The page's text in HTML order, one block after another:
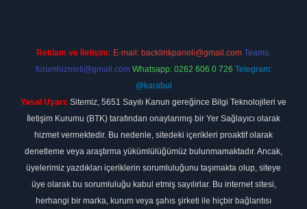
Reklam ve İletişim: E-mail: backlinkpaneli@gmail.com Teams:
forumhizmeti@gmail.com Whatsapp: 0262 606 0 726 Telegram:
@karabul
Yasal Uyarı: Sitemiz, 5651 Sayılı Kanun gereğince Bilgi Teknolojileri ve
İletişim Kurumu (BTK) tarafından onaylanmış bir Yer Sağlayıcı olarak
hizmet vermektedir. Bu nedenle, sitedeki içerikleri proaktif olarak
denetleme veya araştırma yükümlülüğümüz bulunmamaktadır. Ancak,
üyelerimiz yazdıkları içeriklerin sorumluluğunu taşımakta olup, siteye
üye olarak bu sorumluluğu kabul etmiş sayılırlar. Bu internet sitesi,
herhangi bir marka, kurum veya şahıs şirketi ile hiçbir bağlantısı